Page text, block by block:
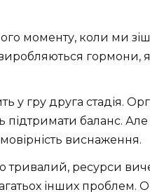
моменту, коли ми
гормони,
у гру друга стадія.
підтримати баланс.
виснаження.
тривалий, ресурси
інших проблем.